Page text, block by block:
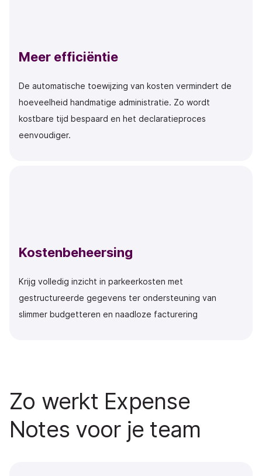
Meer efficiëntie
De automatische toewijzing van kosten vermindert de
hoeveelheid handmatige administratie. Zo wordt
kostbare tijd bespaard en het declaratieproces
eenvoudiger.
Kostenbeheersing
Krijg volledig inzicht in parkeerkosten met
gestructureerde gegevens ter ondersteuning van
slimmer budgetteren en naadloze facturering
Zo werkt Expense
Notes voor je team